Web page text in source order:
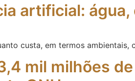
artificial:
custa, em termos
mil milhões